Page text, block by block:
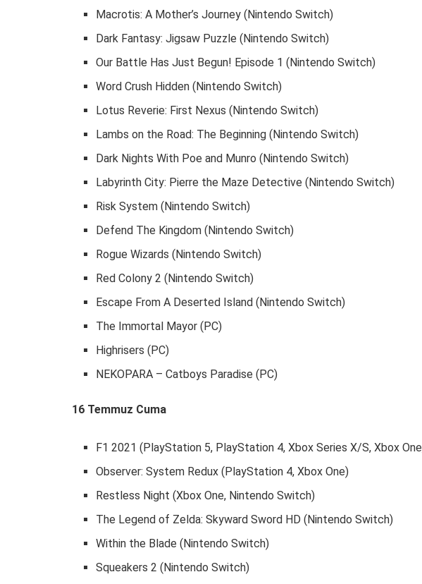
Macrotis: A Mother’s Journey (Nintendo Switch)
Dark Fantasy: Jigsaw Puzzle (Nintendo Switch)
Our Battle Has Just Begun! Episode 1 (Nintendo Switch)
Word Crush Hidden (Nintendo Switch)
Lotus Reverie: First Nexus (Nintendo Switch)
Lambs on the Road: The Beginning (Nintendo Switch)
Dark Nights With Poe and Munro (Nintendo Switch)
Labyrinth City: Pierre the Maze Detective (Nintendo Switch)
Risk System (Nintendo Switch)
Defend The Kingdom (Nintendo Switch)
Rogue Wizards (Nintendo Switch)
Red Colony 2 (Nintendo Switch)
Escape From A Deserted Island (Nintendo Switch)
The Immortal Mayor (PC)
Highrisers (PC)
NEKOPARA – Catboys Paradise (PC)
16 Temmuz Cuma
F1 2021 (PlayStation 5, PlayStation 4, Xbox Series X/S, Xbox
Observer: System Redux (PlayStation 4, Xbox One)
Restless Night (Xbox One, Nintendo Switch)
The Legend of Zelda: Skyward Sword HD (Nintendo Switch)
Within the Blade (Nintendo Switch)
Squeakers 2 (Nintendo Switch)